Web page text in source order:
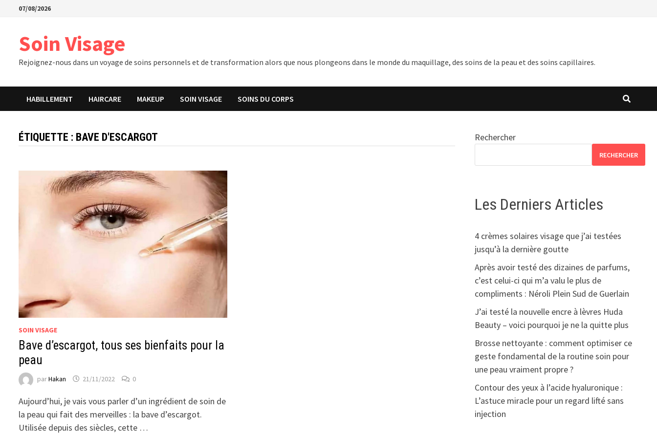
Passer07/08/2026
Soin Visage
Rejoignez-nous dans un voyage de soins personnels et de transformation alors que nous plongeons dans le monde du maquillage, des soins de la peau et des soins capillaires.
HABILLEMENT HAIRCARE MAKEUP SOIN VISAGE SOINS DU CORPS
ÉTIQUETTE : BAVE D'ESCARGOT
SOIN VISAGE
Bave d’escargot, tous ses bienfaits pour la
peau
parHakan 21/11/2022 0
Aujourd’hui, je vais vous parler d’un ingrédient de soin de
la peau qui fait des merveilles : la bave d’escargot.
Utilisée depuis des siècles, cette …
Rechercher
RECHERCHER
Les Derniers Articles
4 crèmes solaires visage que j’ai testées
jusqu’à la dernière goutte
Après avoir testé des dizaines de parfums,
c’est celui-ci qui m’a valu le plus de
compliments : Néroli Plein Sud de Guerlain
J’ai testé la nouvelle encre à lèvres Huda
Beauty – voici pourquoi je ne la quitte plus
Brosse nettoyante : comment optimiser ce
geste fondamental de la routine soin pour
une peau vraiment propre ?
Contour des yeux à l’acide hyaluronique :
L’astuce miracle pour un regard lifté sans
injection